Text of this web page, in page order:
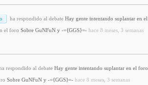
ha respondido al debate Hay gente intentando suplantar en el
el foro Sobre GuNFuN y -={GGS}=- hace 8 meses, 3 semanas
respondido al debate Hay gente intentando suplantar en el
Sobre GuNFuN y -={GGS}=- hace 8 meses, 3 semanas